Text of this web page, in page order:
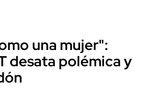
una mujer":
desata polémica y